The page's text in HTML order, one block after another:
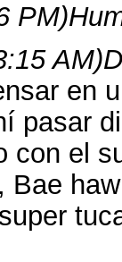
PM)
AM)
en
pasar
con el
Bae